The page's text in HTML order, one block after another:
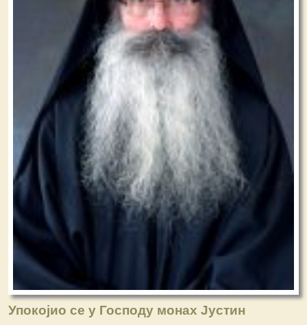
Упокојио се у Господу монах Јустин